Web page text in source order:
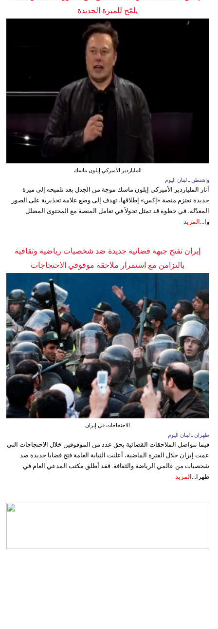
يلمّح للميزة الجديدة
الملياردير الأميركي إيلون ماسك
واشنطن ـ لبنان اليوم
أثار الملياردير الأميركي إيلون ماسك موجة من الجدل بعد تلميحه إلى ميزة
جديدة تعتزم منصة «إكس» إطلاقها، تهدف إلى وضع علامة تحذيرية على الصور
المعدّلة، في خطوة قد تمثل تحولاً في تعامل المنصة مع المحتوى المضلل
وا... المزيد
إيران تفتح جبهة قضائية جديدة ضد شخصيات رياضية وثقافية
بالتزامن مع استمرار ملاحقة موقوفي الاحتجاجات
الاحتجاجات في إيران
طهران ـ لبنان اليوم
فيما تتواصل الملاحقات القضائية بحق عدد من الموقوفين خلال الاحتجاجات التي
عمت إيران خلال الفترة الماضية، أعلنت النيابة العامة فتح قضايا جديدة ضد
شخصيات من عالمي الرياضة والثقافة. فقد أطلق مكتب المدعي العام في
طهرا... المزيد